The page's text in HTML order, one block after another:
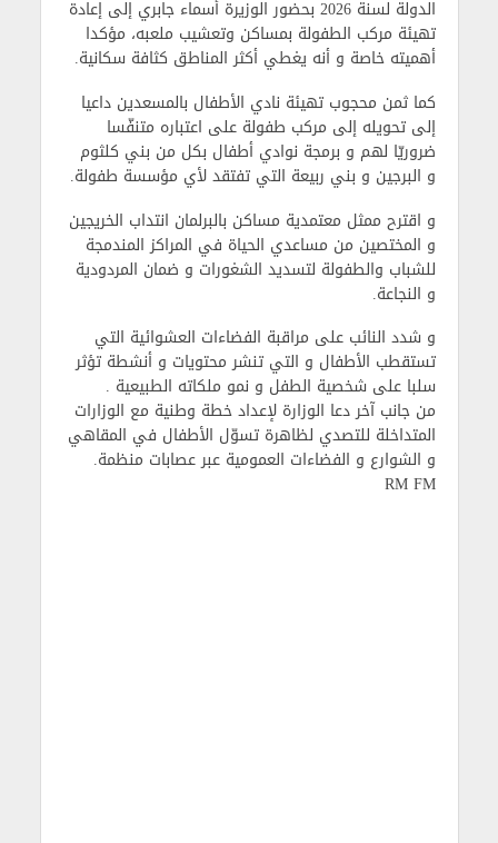
الدولة لسنة 2026 بحضور الوزيرة أسماء جابري إلى إعادة
تهيئة مركب الطفولة بمساكن وتعشيب ملعبه، مؤكدا
أهميته خاصة و أنه يغطي أكثر المناطق كثافة سكانية.
كما ثمن محجوب تهيئة نادي الأطفال بالمسعدين داعيا
إلى تحويله إلى مركب طفولة على اعتباره متنفّسا
ضروريّا لهم و برمجة نوادي أطفال بكل من بني كلثوم
و البرجين و بني ربيعة التي تفتقد لأي مؤسسة طفولة.
و اقترح ممثل معتمدية مساكن بالبرلمان انتداب الخريجين
و المختصين من مساعدي الحياة في المراكز المندمجة
للشباب والطفولة لتسديد الشغورات و ضمان المردودية
و النجاعة.
و شدد النائب على مراقبة الفضاءات العشوائية التي
تستقطب الأطفال و التي تنشر محتويات و أنشطة تؤثر
سلبا على شخصية الطفل و نمو ملكاته الطبيعية .
من جانب آخر دعا الوزارة لإعداد خطة وطنية مع الوزارات
المتداخلة للتصدي لظاهرةتسوّل الأطفال في المقاهي
و الشوارع و الفضاءات العمومية عبر عصابات منظمة.
RM FM